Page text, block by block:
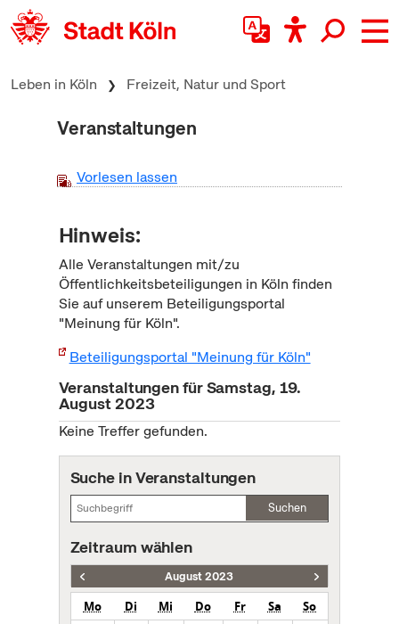
zum Inhalt springen
Leben in Köln Freizeit, Natur und Sport
Veranstaltungen
Vorlesen lassen
Hinweis:
Alle Veranstaltungen mit/zu
Öffentlichkeitsbeteiligungen in Köln finden
Sie auf unserem Beteiligungsportal
"Meinung für Köln".
Beteiligungsportal "Meinung für Köln"
Veranstaltungen für Samstag, 19.
August 2023
Keine Treffer gefunden.
Suche in Veranstaltungen
Suchen
Zeitraum wählen
August 2023
Mo Di Mi Do Fr Sa
So